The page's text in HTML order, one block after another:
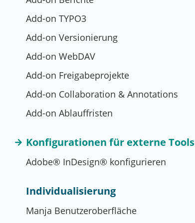
Add-on TYPO3
Add-on Versionierung
Add-on WebDAV
Add-on Freigabeprojekte
Add-on Collaboration & Annotations
Add-on Ablauffristen
Konfigurationen für externe Tools
Adobe® InDesign® konfigurieren
Individualisierung
Manja Benutzeroberfläche